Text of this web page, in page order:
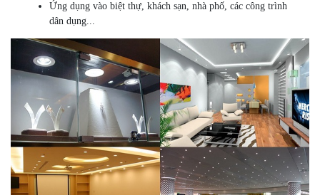
Ứng dụng vào biệt thự, khách sạn, nhà phố, các công trình
dân dụng...